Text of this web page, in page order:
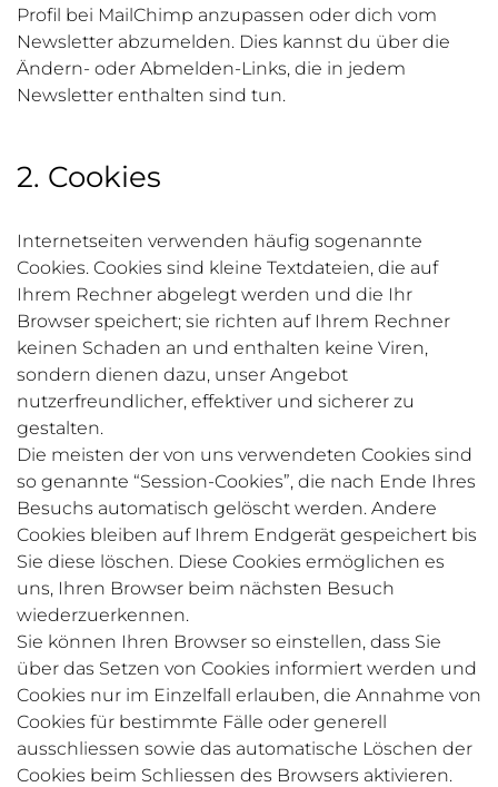
Profil bei MailChimp anzupassen oder dich vom
Newsletter abzumelden. Dies kannst du über die
Ändern- oder Abmelden-Links, die in jedem
Newsletter enthalten sind tun.
2. Cookies
Internetseiten verwenden häufig sogenannte
Cookies. Cookies sind kleine Textdateien, die auf
Ihrem Rechner abgelegt werden und die Ihr
Browser speichert; sie richten auf Ihrem Rechner
keinen Schaden an und enthalten keine Viren,
sondern dienen dazu, unser Angebot
nutzerfreundlicher, effektiver und sicherer zu
gestalten.
Die meisten der von uns verwendeten Cookies sind
so genannte “Session-Cookies”, die nach Ende Ihres
Besuchs automatisch gelöscht werden. Andere
Cookies bleiben auf Ihrem Endgerät gespeichert bis
Sie diese löschen. Diese Cookies ermöglichen es
uns, Ihren Browser beim nächsten Besuch
wiederzuerkennen.
Sie können Ihren Browser so einstellen, dass Sie
über das Setzen von Cookies informiert werden und
Cookies nur im Einzelfall erlauben, die Annahme von
Cookies für bestimmte Fälle oder generell
ausschliessen sowie das automatische Löschen der
Cookies beim Schliessen des Browsers aktivieren.